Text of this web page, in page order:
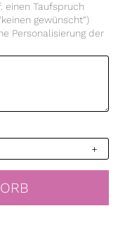
einen Taufspruch
gewünscht")
Personalisierung der